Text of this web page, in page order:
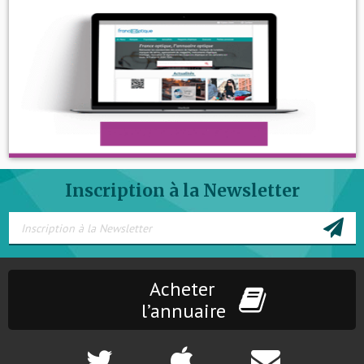
Inscription à la Newsletter
Acheter
l’annuaire